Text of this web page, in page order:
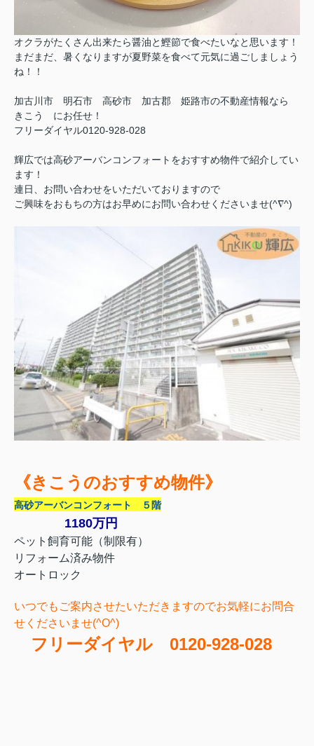
オクラがたくさん出来たら醤油と鰹節で食べたいなと思います！
まだまだ、暑くなりますが夏野菜を食べて元気に過ごしましょう
ね！！
加古川市 明石市 高砂市 加古郡 姫路市の不動産情報なら
きこう にお任せ！
フリーダイヤル0120-928-028
輝広では高砂アーバンコンフォートをおすすめ物件で紹介してい
ます！
連日、お問い合わせをいただいておりますので
ご興味をおもちの方はお早めにお問い合わせくださいませ(^∇^)
《きこうのおすすめ物件》
高砂アーバンコンフォート ５階
1180万円
ペット飼育可能（制限有）
リフォーム済み物件
オートロック
いつでもご案内させたいただきますのでお気軽にお問合
せくださいませ(^O^)
フリーダイヤル 0120-928-028